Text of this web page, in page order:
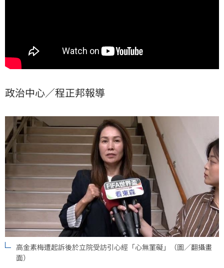
政治中心／程正邦報導
高金素梅遭起訴後於立院受訪引心經「心無罣礙」（圖／翻攝畫
面）